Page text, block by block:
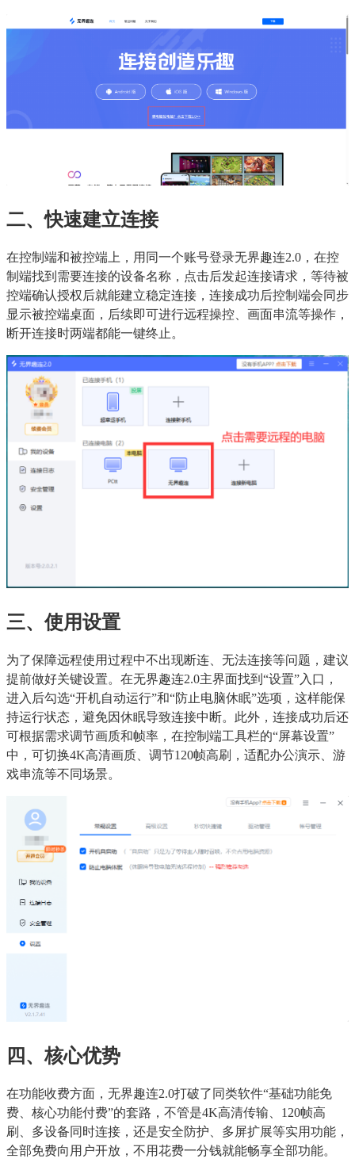
二、快速建立连接
在控制端和被控端上，用同一个账号登录无界趣连2.0，在控
制端找到需要连接的设备名称，点击后发起连接请求，等待被
控端确认授权后就能建立稳定连接，连接成功后控制端会同步
显示被控端桌面，后续即可进行远程操控、画面串流等操作，
断开连接时两端都能一键终止。
三、使用设置
为了保障远程使用过程中不出现断连、无法连接等问题，建议
提前做好关键设置。在无界趣连2.0主界面找到“设置”入口，
进入后勾选“开机自动运行”和“防止电脑休眠”选项，这样能保
持运行状态，避免因休眠导致连接中断。此外，连接成功后还
可根据需求调节画质和帧率，在控制端工具栏的“屏幕设置”
中，可切换4K高清画质、调节120帧高刷，适配办公演示、游
戏串流等不同场景。
四、核心优势
在功能收费方面，无界趣连2.0打破了同类软件“基础功能免
费、核心功能付费”的套路，不管是4K高清传输、120帧高
刷、多设备同时连接，还是安全防护、多屏扩展等实用功能，
全部免费向用户开放，不用花费一分钱就能畅享全部功能。